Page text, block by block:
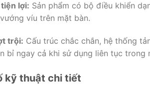
lợi: Sản phẩm có bộ điều khiển
víu trên mặt bàn.
trội: Cấu trúc chắc chắn, hệ thống
bỉ ngay cả khi sử dụng liên tục trong
kỹ thuật chi tiết